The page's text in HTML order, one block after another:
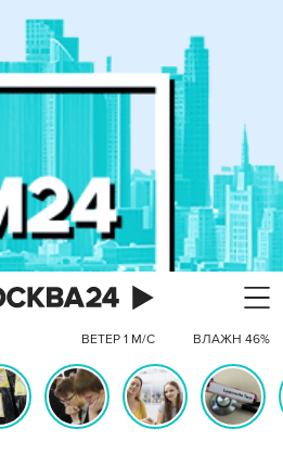
ВЕТЕР 1 М/С ВЛАЖН 46%